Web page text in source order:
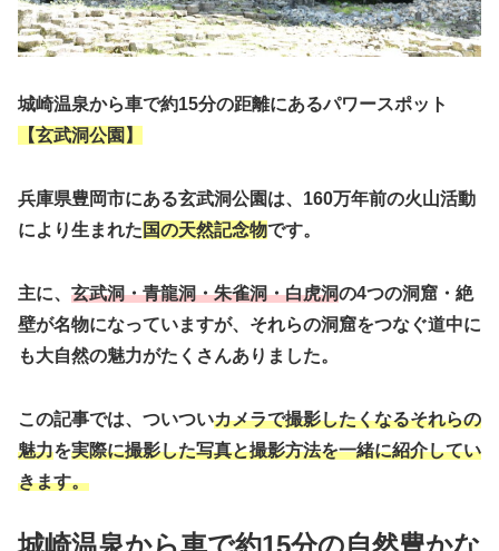
城崎温泉から車で約15分の距離にあるパワースポット
【玄武洞公園】
兵庫県豊岡市にある玄武洞公園は、160万年前の火山活動
により生まれた 国の天然記念物です。
主に、 玄武洞・青龍洞・朱雀洞・白虎洞の4つの洞窟・絶
壁が名物になっていますが、それらの洞窟をつなぐ道中に
も大自然の魅力がたくさんありました。
この記事では、ついついカメラで撮影したくなるそれらの
魅力を実際に撮影した写真と撮影方法を一緒に紹介してい
きます。